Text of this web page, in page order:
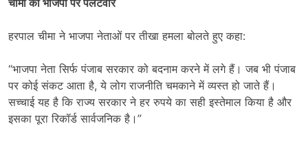
चीमा का भाजपा पर पलटवार
हरपाल चीमा ने भाजपा नेताओं पर तीखा हमला बोलते हुए कहा:
“भाजपा नेता सिर्फ पंजाब सरकार को बदनाम करने में लगे हैं। जब भी पंजाब
पर कोई संकट आता है, ये लोग राजनीति चमकाने में व्यस्त हो जाते हैं।
सच्चाई यह है कि राज्य सरकार ने हर रुपये का सही इस्तेमाल किया है और
इसका पूरा रिकॉर्ड सार्वजनिक है।”